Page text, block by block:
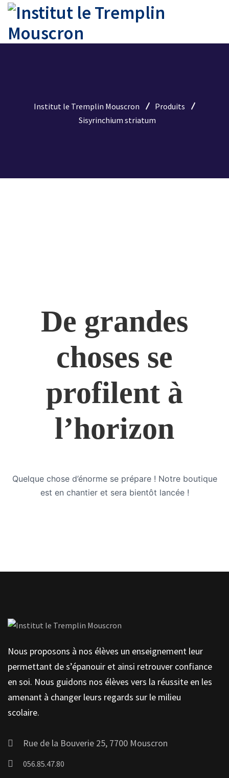
Institut le Tremplin Mouscron
Produits
Sisyrinchium striatum
De grandes
choses se
profilent à
l’horizon
Quelque chose d’énorme se prépare ! Notre boutique
est en chantier et sera bientôt lancée !
Nous proposons à nos élèves un enseignement leur
permettant de s’épanouir et ainsi retrouver confiance
en soi. Nous guidons nos élèves vers la réussite en les
amenant à changer leurs regards sur le milieu
scolaire.
Rue de la Bouverie 25, 7700 Mouscron
056.85.47.80